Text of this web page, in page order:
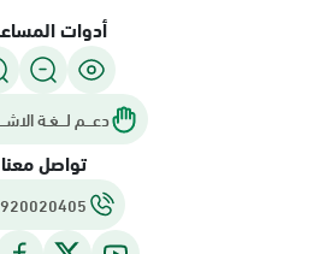
أدوات
دعـــم لـــغـة
تواصل معنا
920020405